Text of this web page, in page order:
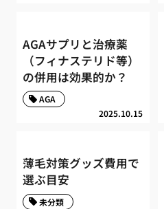
AGAサプリと治療薬
（フィナステリド等）
の併用は効果的か？
2025.10.15
AGA
薄毛対策グッズ費用で
選ぶ目安
未分類